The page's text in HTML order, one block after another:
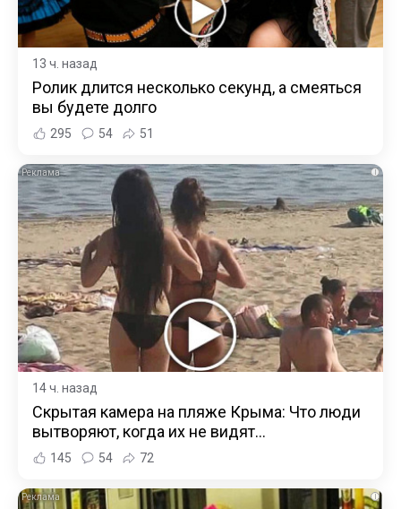
13 ч. назад
Ролик длится несколько секунд, а смеяться
вы будете долго
295 54 51
i
14 ч. назад
Скрытая камера на пляже Крыма: Что люди
вытворяют, когда их не видят...
145 54 72
i